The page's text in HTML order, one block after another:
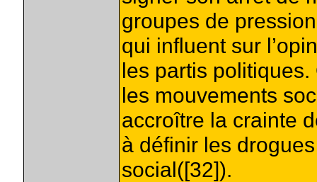
groupes de
qui influent sur
les partis
les mouvements
accroître la crainte
à définir les
social([32]).